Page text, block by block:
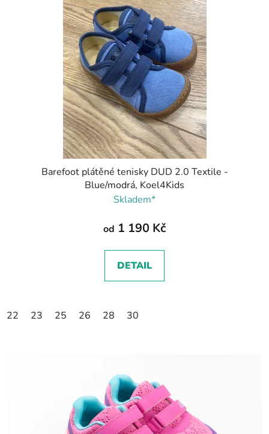
Barefoot plátěné tenisky DUD 2.0 Textile -
Blue/modrá, Koel4Kids
Skladem*
od 1 190 Kč
DETAIL
22 23 25 26 28 30